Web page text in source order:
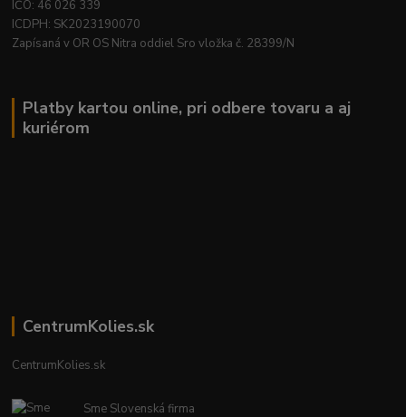
IČO: 46 026 339
ICDPH: SK2023190070
Zapísaná v OR OS Nitra oddiel Sro vložka č. 28399/N
Platby kartou online, pri odbere tovaru a aj
kuriérom
CentrumKolies.sk
CentrumKolies.sk
Sme Slovenská firma